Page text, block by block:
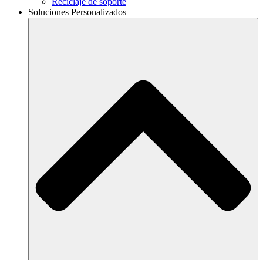
Soluciones Personalizados